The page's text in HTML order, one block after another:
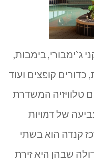
ג`ימבורי, בימבות,
כדורים קופצים ועוד
טלוויזיה המשדרת
של דמויות
קנדה הוא בשתי
שבהן היא זירת